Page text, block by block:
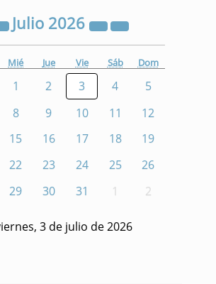
Julio 2026
Mié Jue Vie Sáb Dom
1 2 3 4
5
8 9 10 11
12
15 16 17 18
19
22 23 24 25
26
29 30 31 1 2
3 de julio de 2026